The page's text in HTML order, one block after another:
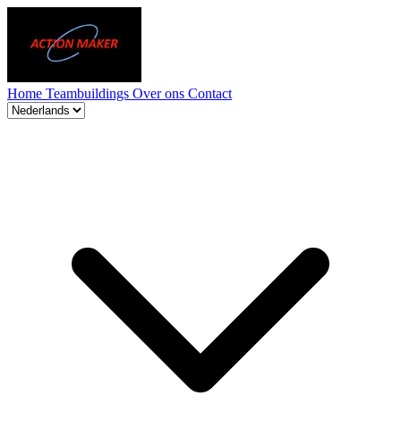
Home Teambuildings Over ons Contact